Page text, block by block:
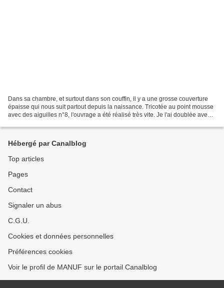
Dans sa chambre, et surtout dans son couffin, il y a une grosse couverture
épaisse qui nous suit partout depuis la naissance. Tricotée au point mousse
avec des aiguilles n°8, l'ouvrage a été réalisé très vite. Je l'ai doublée avec
Hébergé par Canalblog
Top articles
Pages
Contact
Signaler un abus
C.G.U.
Cookies et données personnelles
Préférences cookies
Voir le profil de MANUF sur le portail Canalblog